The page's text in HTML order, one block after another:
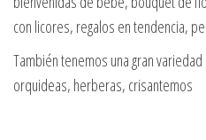
con licores, regalos en tendencia,
También tenemos una gran
orquideas, herberas, crisantemos